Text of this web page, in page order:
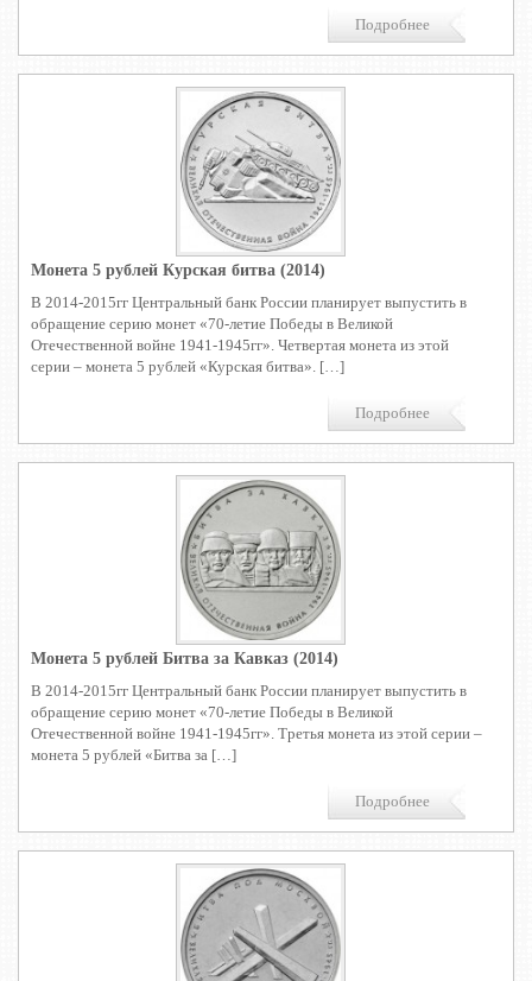
Подробнее
Монета 5 рублей Курская битва (2014)
В 2014-2015гг Центральный банк России планирует выпустить в
обращение серию монет «70-летие Победы в Великой
Отечественной войне 1941-1945гг». Четвертая монета из этой
серии – монета 5 рублей «Курская битва». […]
Подробнее
Монета 5 рублей Битва за Кавказ (2014)
В 2014-2015гг Центральный банк России планирует выпустить в
обращение серию монет «70-летие Победы в Великой
Отечественной войне 1941-1945гг». Третья монета из этой серии –
монета 5 рублей «Битва за […]
Подробнее